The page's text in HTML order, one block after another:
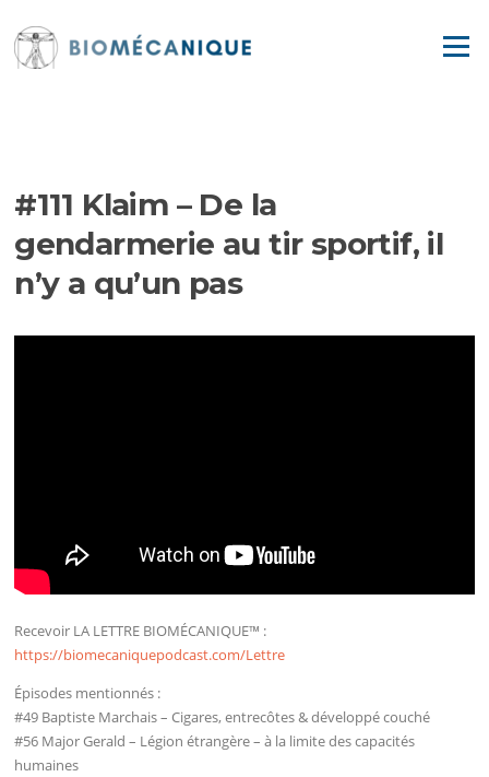
contenu
Menu
#111 Klaim – De la
gendarmerie au tir sportif, il
n’y a qu’un pas
Recevoir LA LETTRE BIOMÉCANIQUE™ :
https://biomecaniquepodcast.com/Lettre
Épisodes mentionnés :
#49 Baptiste Marchais – Cigares, entrecôtes & développé couché
#56 Major Gerald – Légion étrangère – à la limite des capacités
humaines